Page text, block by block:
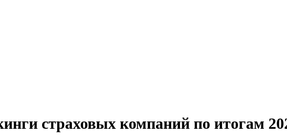
страховых компаний по итогам